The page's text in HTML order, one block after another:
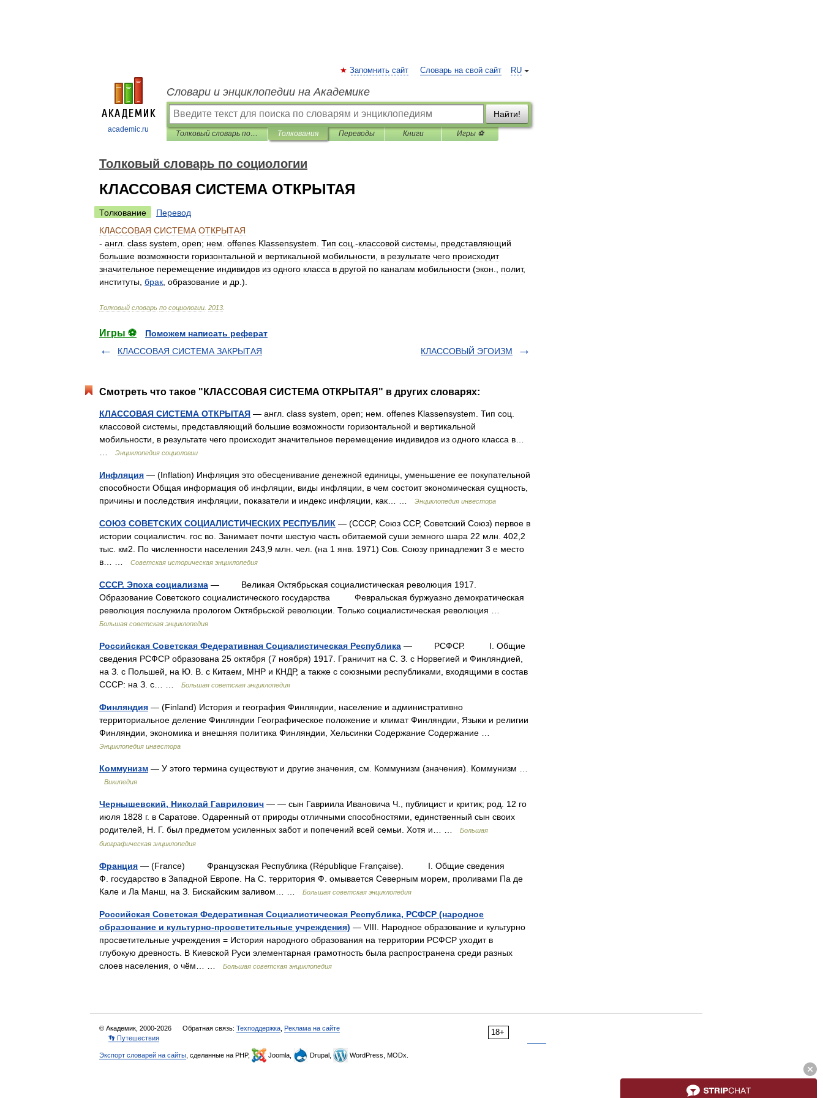
academic.ru
RU
Запомнить сайт Словарь на свой сайт
Словари и энциклопедии на Академике
Найти!
Толковый словарь по социологии Толкования Переводы Книги Игры ⚽
Толковый словарь по социологии
КЛАССОВАЯ СИСТЕМА ОТКРЫТАЯ
Толкование
Перевод
КЛАССОВАЯ СИСТЕМА ОТКРЫТАЯ
- англ class system open; нем offenes Klassensystem Тип соц .-классовой системы представляющий
большие возможности горизонтальной и вертикальной мобильности в результате чего происходит
значительное перемещение индивидов из одного класса в другой по каналам мобильности (экон полит,
институты брак образование и др .).
Толковый словарь по социологии 2013
Игры ⚽
Поможем написать реферат
КЛАССОВАЯ СИСТЕМА ЗАКРЫТАЯ
КЛАССОВЫЙ ЭГОИЗМ
Смотреть что такое "КЛАССОВАЯ СИСТЕМА ОТКРЫТАЯ" в других словарях:
КЛАССОВАЯ СИСТЕМА ОТКРЫТАЯ — англ. class system, open; нем. offenes Klassensystem. Тип соц.
классовой системы, представляющий большие возможности горизонтальной и вертикальной
мобильности, в результате чего происходит значительное перемещение индивидов из одного класса в…
Энциклопедия социологии
Инфляция — (Inflation) Инфляция это обесценивание денежной единицы, уменьшение ее покупательной
способности Общая информация об инфляции, виды инфляции, в чем состоит экономическая сущность,
причины и последствия инфляции, показатели и индекс инфляции, как… …
Энциклопедия инвестора
СОЮЗ СОВЕТСКИХ СОЦИАЛИСТИЧЕСКИХ РЕСПУБЛИК — (СССР, Союз ССР, Советский Союз) первое в
истории социалистич. гос во. Занимает почти шестую часть обитаемой суши земного шара 22 млн. 402,2
тыс. км2. По численности населения 243,9 млн. чел. (на 1 янв. 1971) Сов. Союзу принадлежит 3 е место
в… …
Советская историческая энциклопедия
СССР. Эпоха социализма — Великая Октябрьская социалистическая революция 1917.
Образование Советского социалистического государства Февральская буржуазно демократическая
революция послужила прологом Октябрьской революции. Только социалистическая революция …
Большая советская энциклопедия
Российская Советская Федеративная Социалистическая Республика — РСФСР. I. Общие
сведения РСФСР образована 25 октября (7 ноября) 1917. Граничит на С. З. с Норвегией и Финляндией,
на З. с Польшей, на Ю. В. с Китаем, МНР и КНДР, а также с союзными республиками, входящими в состав
СССР: на З. с… …
Большая советская энциклопедия
Финляндия — (Finland) История и география Финляндии, население и административно
территориальное деление Финляндии Географическое положение и климат Финляндии, Языки и религии
Финляндии, экономика и внешняя политика Финляндии, Хельсинки Содержание Содержание …
Энциклопедия инвестора
Коммунизм — У этого термина существуют и другие значения, см. Коммунизм (значения). Коммунизм …
Википедия
Чернышевский, Николай Гаврилович — — сын Гавриила Ивановича Ч., публицист и критик; род. 12 го
июля 1828 г. в Саратове. Одаренный от природы отличными способностями, единственный сын своих
родителей, Н. Г. был предметом усиленных забот и попечений всей семьи. Хотя и… …
Большая
биографическая энциклопедия
Франция — (France) Французская Республика (République Française). I. Общие сведения
Ф. государство в Западной Европе. На С. территория Ф. омывается Северным морем, проливами Па де
Кале и Ла Манш, на З. Бискайским заливом… …
Большая советская энциклопедия
Российская Советская Федеративная Социалистическая Республика, РСФСР (народное
образование и культурно-просветительные учреждения) — VIII. Народное образование и культурно
просветительные учреждения = История народного образования на территории РСФСР уходит в
глубокую древность. В Киевской Руси элементарная грамотность была распространена среди разных
слоев населения, о чём… …
Большая советская энциклопедия
18+
© Академик, 2000-2026 Обратная связь: Техподдержка Реклама на сайте
👣 Путешествия
Экспорт словарей на сайты , сделанные на PHP, Joomla, Drupal, WordPress, MODx.